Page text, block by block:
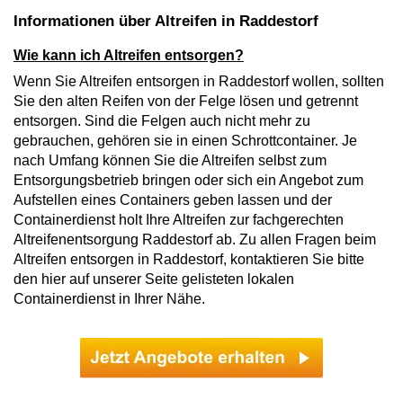
Informationen über Altreifen in Raddestorf
Wie kann ich Altreifen entsorgen?
Wenn Sie Altreifen entsorgen in Raddestorf wollen, sollten
Sie den alten Reifen von der Felge lösen und getrennt
entsorgen. Sind die Felgen auch nicht mehr zu
gebrauchen, gehören sie in einen Schrottcontainer. Je
nach Umfang können Sie die Altreifen selbst zum
Entsorgungsbetrieb bringen oder sich ein Angebot zum
Aufstellen eines Containers geben lassen und der
Containerdienst holt Ihre Altreifen zur fachgerechten
Altreifenentsorgung Raddestorf ab. Zu allen Fragen beim
Altreifen entsorgen in Raddestorf, kontaktieren Sie bitte
den hier auf unserer Seite gelisteten lokalen
Containerdienst in Ihrer Nähe.